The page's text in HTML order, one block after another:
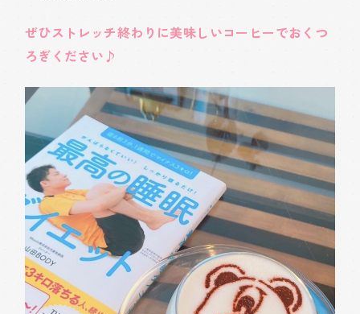
ぜひストレッチ終わりに美味しいコーヒーでおくつ
ろぎください ♪